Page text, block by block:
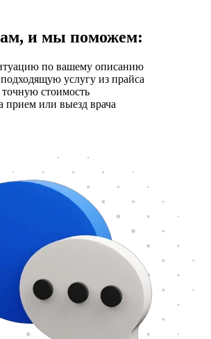
и мы поможем:
по вашему описанию
услугу из прайса
точную стоимость
прием или выезд врача